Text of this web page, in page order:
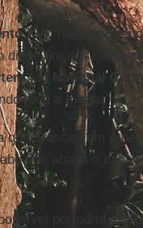
XVI“nunca
disse um dos
, do National
toda a Igreja.
que cresceu em
que abana o
por parte de